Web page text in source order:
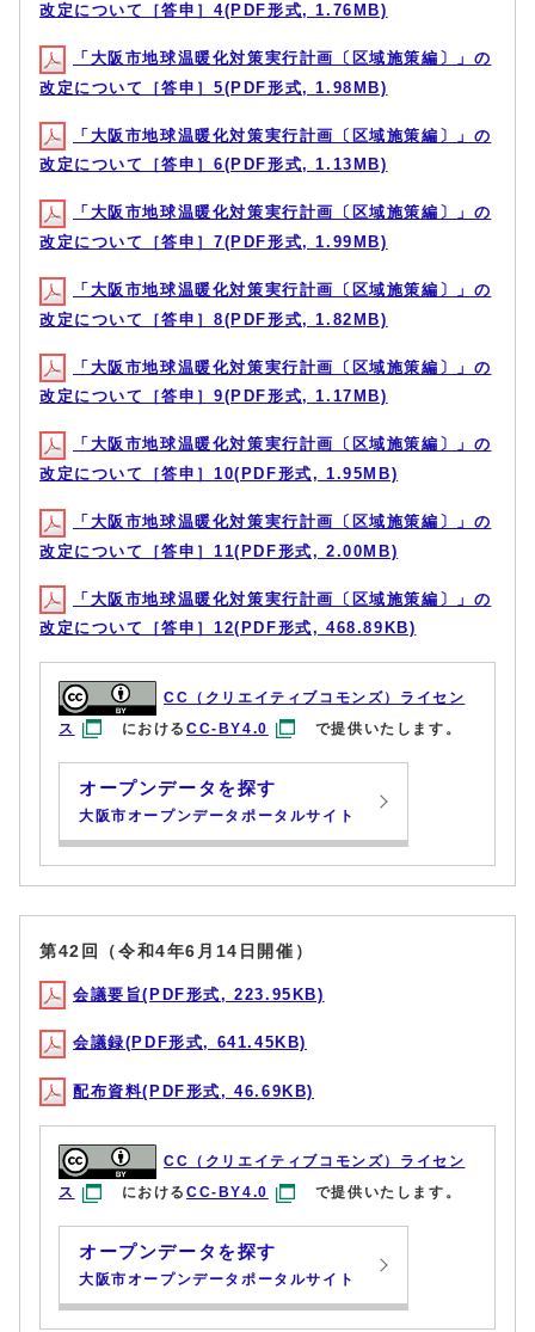
改定について［答申］4(PDF形式, 1.76MB)
「大阪市地球温暖化対策実行計画〔区域施策編〕」の
改定について［答申］5(PDF形式, 1.98MB)
「大阪市地球温暖化対策実行計画〔区域施策編〕」の
改定について［答申］6(PDF形式, 1.13MB)
「大阪市地球温暖化対策実行計画〔区域施策編〕」の
改定について［答申］7(PDF形式, 1.99MB)
「大阪市地球温暖化対策実行計画〔区域施策編〕」の
改定について［答申］8(PDF形式, 1.82MB)
「大阪市地球温暖化対策実行計画〔区域施策編〕」の
改定について［答申］9(PDF形式, 1.17MB)
「大阪市地球温暖化対策実行計画〔区域施策編〕」の
改定について［答申］10(PDF形式, 1.95MB)
「大阪市地球温暖化対策実行計画〔区域施策編〕」の
改定について［答申］11(PDF形式, 2.00MB)
「大阪市地球温暖化対策実行計画〔区域施策編〕」の
改定について［答申］12(PDF形式, 468.89KB)
CC（クリエイティブコモンズ）ライセン
ス
におけるCC-BY4.0 で提供いたします。
オープンデータを探す
大阪市オープンデータポータルサイト
第42回（令和4年6月14日開催）
会議要旨(PDF形式, 223.95KB)
会議録(PDF形式, 641.45KB)
配布資料(PDF形式, 46.69KB)
CC（クリエイティブコモンズ）ライセン
ス
におけるCC-BY4.0 で提供いたします。
オープンデータを探す
大阪市オープンデータポータルサイト